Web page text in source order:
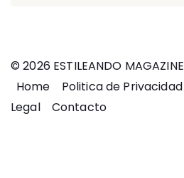
© 2026 ESTILEANDO MAGAZINE
Home
Politica de Privacidad
Legal
Contacto